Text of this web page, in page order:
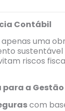
Contábil
uma
riscos
a
com